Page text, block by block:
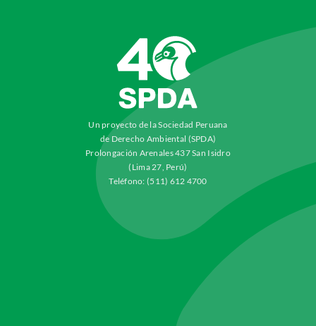
Un proyecto de la Sociedad Peruana
de Derecho Ambiental (SPDA)
Prolongación Arenales 437 San Isidro
(Lima 27, Perú)
Teléfono: (511) 612 4700